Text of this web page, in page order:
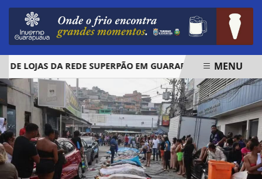
LOJAS DA REDE SUPERPÃO EM GUARAPUAVA E PALMAS
EM ALTA
MENU